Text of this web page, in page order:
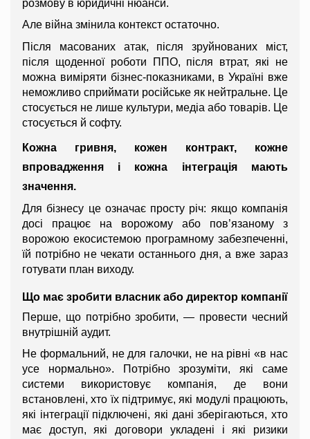
розмову в юридичні нюанси.
Але війна змінила контекст остаточно.
Після масованих атак, після зруйнованих міст,
після щоденної роботи ППО, після втрат, які не
можна виміряти бізнес-показниками, в Україні вже
неможливо сприймати російське як нейтральне. Це
стосується не лише культури, медіа або товарів. Це
стосується й софту.
Кожна гривня, кожен контракт, кожне
впровадження і кожна інтеграція мають
значення.
Для бізнесу це означає просту річ: якщо компанія
досі працює на ворожому або пов’язаному з
ворожою екосистемою програмному забезпеченні,
їй потрібно не чекати останнього дня, а вже зараз
готувати план виходу.
Що має зробити власник або директор компанії
Перше, що потрібно зробити, — провести чесний
внутрішній аудит.
Не формальний, не для галочки, не на рівні «в нас
усе нормально». Потрібно зрозуміти, які саме
системи використовує компанія, де вони
встановлені, хто їх підтримує, які модулі працюють,
які інтеграції підключені, які дані зберігаються, хто
має доступ, які договори укладені і які ризики